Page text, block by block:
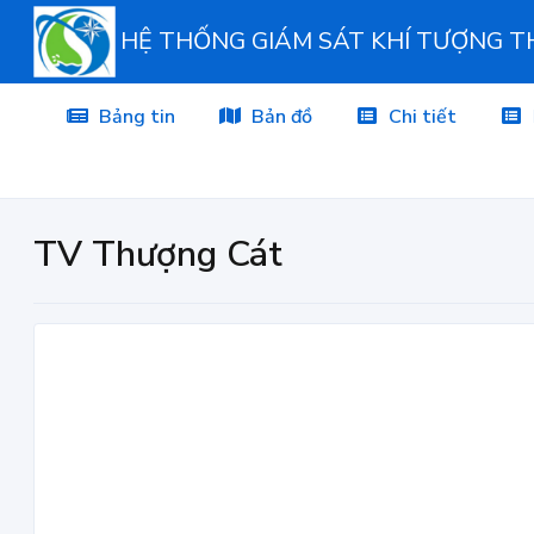
HỆ THỐNG GIÁM SÁT KHÍ TƯỢNG
Bảng tin Bản đồ Chi tiết
TV Thượng Cát